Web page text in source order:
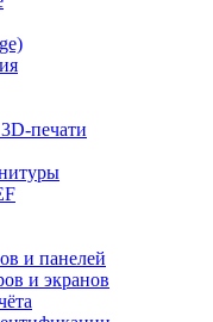
печати
и панелей
и экранов